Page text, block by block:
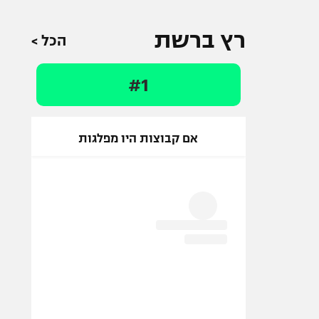
רץ ברשת הכל >
#1
אם קבוצות היו מפלגות